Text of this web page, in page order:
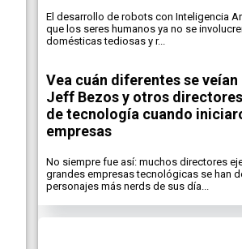
El desarrollo de robots con Inteligencia
que los seres humanos ya no se
domésticas tediosas y r...
Vea cuán diferentes se veían
Jeff Bezos y otros
de tecnología cuando
empresas
No siempre fue así: muchos directores
grandes empresas tecnológicas se han
personajes más nerds de sus día...